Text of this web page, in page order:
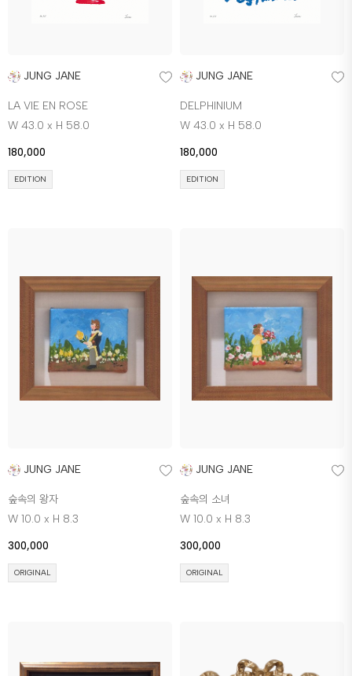
JUNG JANE
LA VIE EN ROSE
W 43.0 x H 58.0
180,000
EDITION
JUNG JANE
DELPHINIUM
W 43.0 x H 58.0
180,000
EDITION
JUNG JANE
숲속의 왕자
W 10.0 x H 8.3
300,000
ORIGINAL
JUNG JANE
숲속의 소녀
W 10.0 x H 8.3
300,000
ORIGINAL